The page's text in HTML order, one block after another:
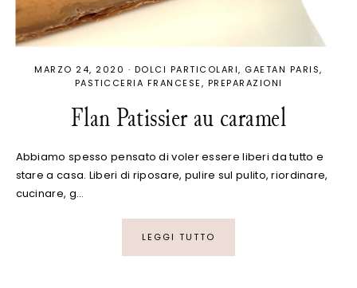
MARZO 24, 2020 · DOLCI PARTICOLARI GAETAN PARIS
PASTICCERIA FRANCESE
PREPARAZIONI
Flan Patissier au caramel
Abbiamo spesso pensato di voler essere liberi da tutto e
stare a casa. Liberi di riposare, pulire sul pulito, riordinare,
cucinare, g…
LEGGI TUTTO